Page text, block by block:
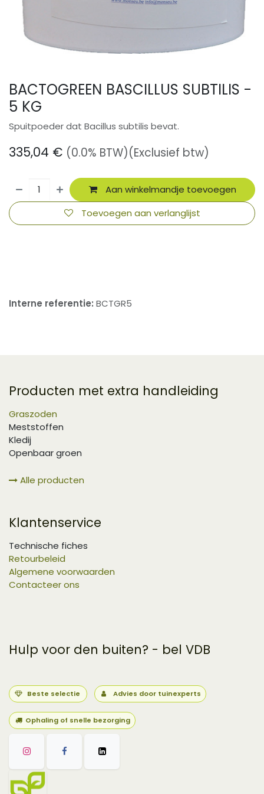
BACTOGREEN BASCILLUS SUBTILIS -
5 KG
Spuitpoeder dat Bacillus subtilis bevat.
335,04 € (0.0% BTW)(Exclusief btw)
Aan winkelmandje toevoegen
Toevoegen aan verlanglijst
Interne referentie: BCTGR5
Producten met extra handleiding
Graszoden
Meststoffen
Kledij
Openbaar groen
Alle producten
Klantenservice
Technische fiches
Retourbeleid
Algemene voorwaarden
Contacteer ons
Hulp voor den buiten? - bel VDB
Beste selectie Advies door tuinexperts
Ophaling of snelle bezorging